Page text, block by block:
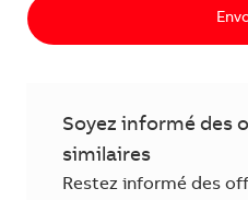
Soyez informé des
similaires
Restez informé des